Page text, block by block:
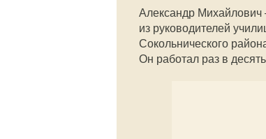
Александр
из руководителей
Сокольнического
Он работал раз в